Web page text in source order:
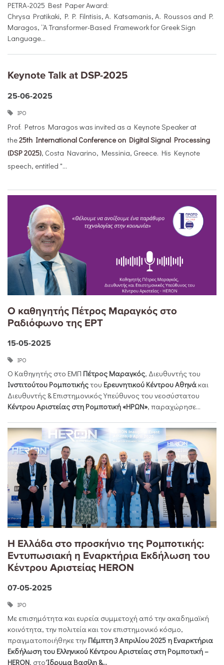
PETRA-2025 Best Paper Award:
Chrysa Pratikaki, P. P. Filntisis, A. Katsamanis, A. Roussos and P.
Maragos, “A Transformer-Based Framework for Greek Sign
Language...
Keynote Talk at DSP-2025
25-06-2025
ΙΡΟ
Prof. Petros Maragos was invited as a Keynote Speaker at
the25th International Conference on Digital Signal Processing
(DSP 2025), Costa Navarino, Messinia, Greece. His Keynote
speech, entitled "...
Ο καθηγητής Πέτρος Μαραγκός στο
Ραδιόφωνο της ΕΡΤ
15-05-2025
ΙΡΟ
Ο Καθηγητής στο ΕΜΠ Πέτρος Μαραγκός, Διευθυντής του
Ινστιτούτου Ρομποτικήςτου Ερευνητικού Κέντρου Αθηνά και
Διευθυντής & Επιστημονικός Υπεύθυνος του νεοσύστατου
Κέντρου Αριστείας στη Ρομποτική «ΗΡΩΝ», παραχώρησε...
Η Ελλάδα στο προσκήνιο της Ρομποτικής:
Εντυπωσιακή η Εναρκτήρια Εκδήλωση του
Κέντρου Αριστείας HERON
07-05-2025
ΙΡΟ
Με επισημότητα και ευρεία συμμετοχή από την ακαδημαϊκή
κοινότητα, την πολιτεία και τον επιστημονικό κόσμο,
πραγματοποιήθηκε την Πέμπτη 3 Απριλίου2025 η Εναρκτήρια
Εκδήλωση του Ελληνικού Κέντρου Αριστείας στη Ρομποτική –
HERON, στοΊδρυμα Βασίλη &...